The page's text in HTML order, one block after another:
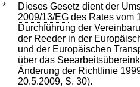
* Dieses Gesetz dient der
2009/13/EG des Rates vom
Durchführung der
der Reeder in der
und der Europäischen
über das
Änderung der Richtlinie
20.5.2009, S. 30).